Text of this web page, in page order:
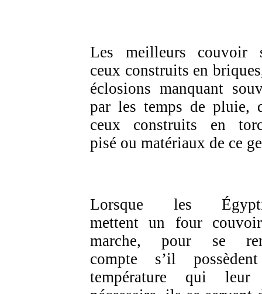
Les meilleurs couvoir
ceux construits en
éclosions manquant
par les temps de pluie,
ceux construits en
pisé ou matériaux de ce
Lorsque les
mettent un four
marche, pour se
compte s’il
température qui leur